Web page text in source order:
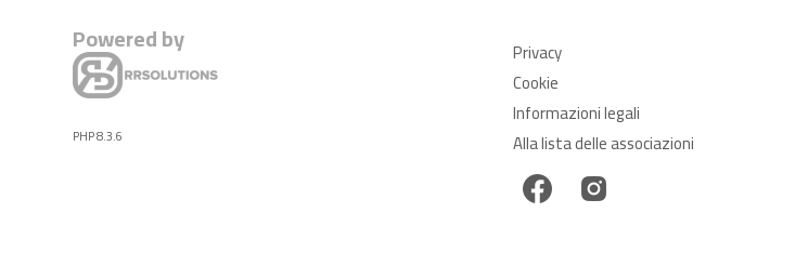
Powered by
PHP 8.3.6
Privacy
Cookie
Informazioni legali
Alla lista delle associazioni